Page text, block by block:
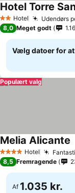
2 Stjerner
Hotel Udendørs
Hotel Torre
8,0 Meget godt
Vælg datoer for
Populært valg
4 StjernerHotel
Melia Alicante
8,5 Fremragende
Af 1.035 kr.